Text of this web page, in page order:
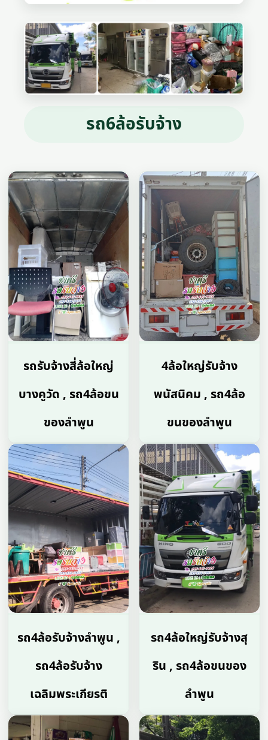
รถ6ล้อรับจ้าง
รถรับจ้างสี่ล้อใหญ่
บางคูวัด , รถ4ล้อขน
ของลําพูน
4ล้อใหญ่รับจ้าง
พนัสนิคม , รถ4ล้อ
ขนของลําพูน
รถ4ล้อรับจ้างลําพูน ,
รถ4ล้อรับจ้าง
เฉลิมพระเกียรติ
รถ4ล้อใหญ่รับจ้างสุ
ริน , รถ4ล้อขนของ
ลําพูน